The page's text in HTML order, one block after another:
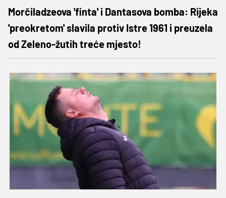
Morčiladzeova 'finta' i Dantasova bomba: Rijeka
'preokretom' slavila protiv Istre 1961 i preuzela
od Zeleno-žutih treće mjesto!